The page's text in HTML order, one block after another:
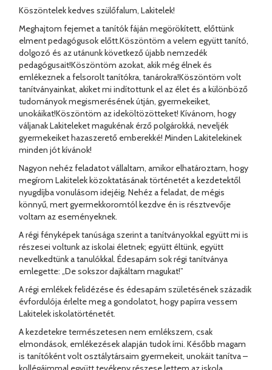
Köszöntelek kedves szülőfalum, Lakitelek!
Meghajtom fejemet a tanítók fáján megörökített, előttünk
elment pedagógusok előtt.Köszöntöm a velem együtt tanító,
dolgozó és az utánunk következő újabb nemzedék
pedagógusait!Köszöntöm azokat, akik még élnek és
emlékeznek a felsorolt tanítókra, tanárokra!Köszöntöm volt
tanítványainkat, akiket mi indítottunk el az élet és a különböző
tudományok megismerésének útján, gyermekeiket,
unokáikat!Köszöntöm az ideköltözötteket! Kívánom, hogy
váljanak Lakiteleket magukénak érző polgárokká, neveljék
gyermekeiket hazaszerető emberekké! Minden Lakitelekinek
minden jót kívánok!
Nagyon nehéz feladatot vállaltam, amikor elhatároztam, hogy
megírom Lakitelek közoktatásának történetét a kezdetektől
nyugdíjba vonulásom idejéig. Nehéz a feladat, de mégis
könnyű, mert gyermekkoromtól kezdve én is résztvevője
voltam az eseményeknek.
A régi fényképek tanúsága szerint a tanítványokkal együtt mi is
részesei voltunk az iskolai életnek; együtt éltünk, együtt
nevelkedtünk a tanulókkal. Édesapám sok régi tanítványa
emlegette: „De sokszor dajkáltam magukat!”
A régi emlékek felidézése és édesapám születésének századik
évfordulója érlelte meg a gondolatot, hogy papírra vessem
Lakitelek iskolatörténetét.
A kezdetekre természetesen nem emlékszem, csak
elmondások, emlékezések alapján tudok írni. Később magam
is tanítóként volt osztálytársaim gyermekeit, unokáit tanítva –